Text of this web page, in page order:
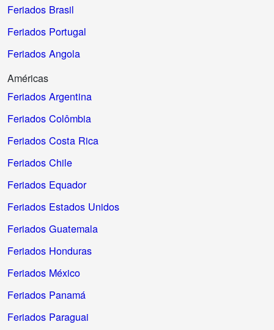
Feriados Brasil
Feriados Portugal
Feriados Angola
Américas
Feriados Argentina
Feriados Colômbia
Feriados Costa Rica
Feriados Chile
Feriados Equador
Feriados Estados Unidos
Feriados Guatemala
Feriados Honduras
Feriados México
Feriados Panamá
Feriados Paraguai